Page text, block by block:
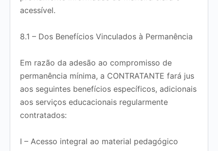
acessível.
8.1 – Dos Benefícios Vinculados à Permanência
Em razão da adesão ao compromisso de
permanência mínima, a CONTRATANTE fará jus
aos seguintes benefícios específicos, adicionais
aos serviços educacionais regularmente
contratados:
I – Acesso integral ao material pedagógico